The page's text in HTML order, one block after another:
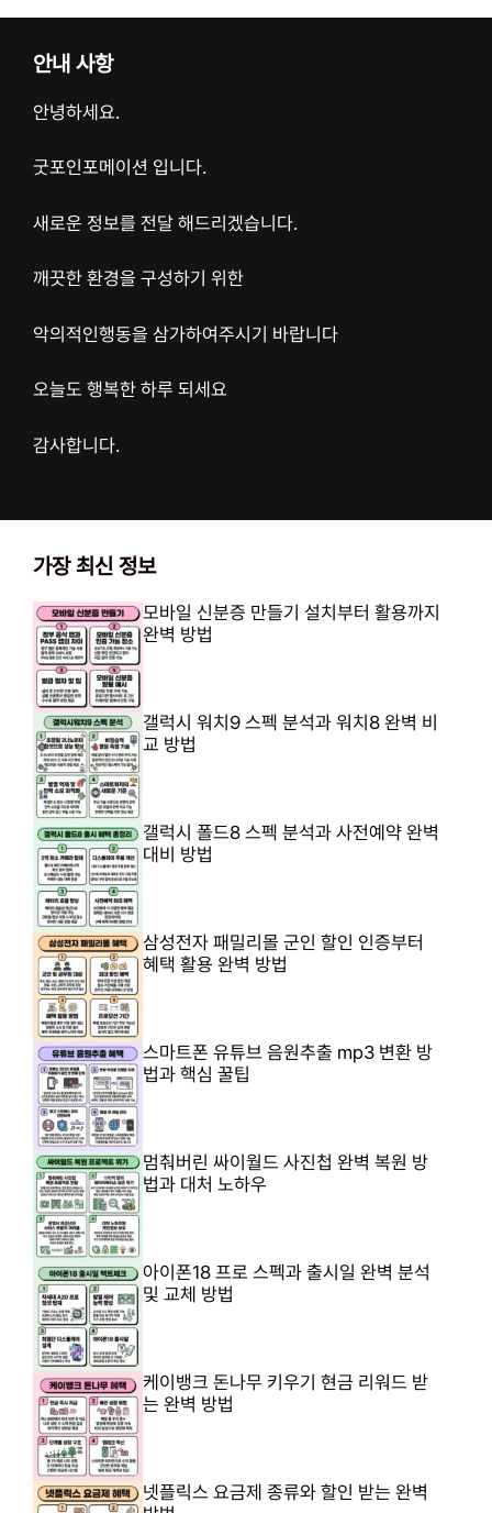
안내 사항
안녕하세요.
굿포인포메이션 입니다.
새로운 정보를 전달 해드리겠습니다.
깨끗한 환경을 구성하기 위한
악의적인행동을 삼가하여주시기 바랍니다
오늘도 행복한 하루 되세요
감사합니다.
가장 최신 정보
모바일 신분증 만들기 설치부터 활용까지
완벽 방법
갤럭시 워치9 스펙 분석과 워치8 완벽 비
교 방법
갤럭시 폴드8 스펙 분석과 사전예약 완벽
대비 방법
삼성전자 패밀리몰 군인 할인 인증부터
혜택 활용 완벽 방법
스마트폰 유튜브 음원추출 mp3 변환 방
법과 핵심 꿀팁
멈춰버린 싸이월드 사진첩 완벽 복원 방
법과 대처 노하우
아이폰18 프로 스펙과 출시일 완벽 분석
및 교체 방법
케이뱅크 돈나무 키우기 현금 리워드 받
는 완벽 방법
넷플릭스 요금제 종류와 할인 받는 완벽